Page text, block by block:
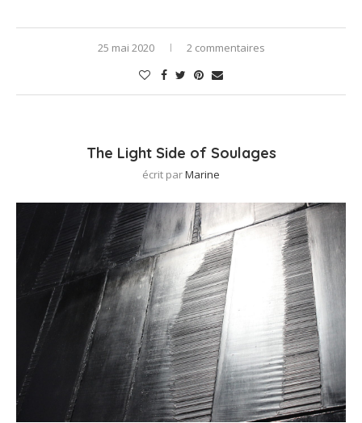
25 mai 2020 2 commentaires
The Light Side of Soulages
écrit parMarine